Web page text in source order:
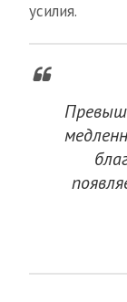
усилия.